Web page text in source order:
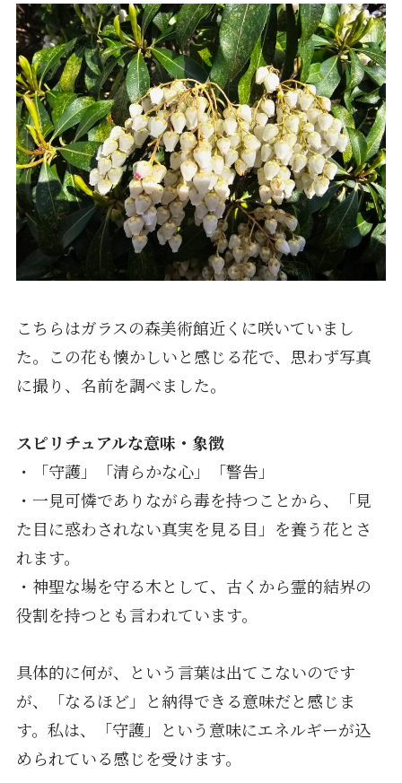
こちらはガラスの森美術館近くに咲いていまし
た。この花も懐かしいと感じる花で、思わず写真
に撮り、名前を調べました。
スピリチュアルな意味・象徴
・「守護」「清らかな心」「警告」
・一見可憐でありながら毒を持つことから、「見
た目に惑わされない真実を見る目」を養う花とさ
れます。
・神聖な場を守る木として、古くから霊的結界の
役割を持つとも言われています。
具体的に何が、という言葉は出てこないのです
が、「なるほど」と納得できる意味だと感じま
す。私は、「守護」という意味にエネルギーが込
められている感じを受けます。